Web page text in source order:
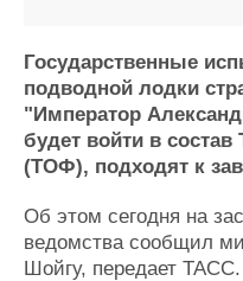
Пульс
Новости
Компании
Репутация
Работа
Журнал
Реклама
Государственные
подводной лодки
"Император
будет войти в состав
(ТОФ), подходят к
Об этом сегодня на
ведомства сообщил
Шойгу, передает ТАСС.